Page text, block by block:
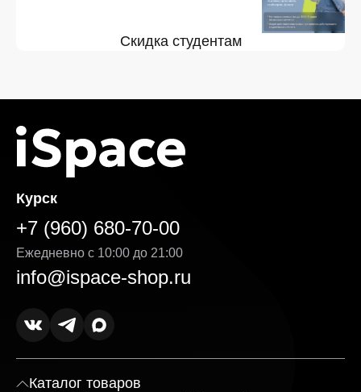
Скидка студентам
Курск
+7 (960) 680-70-00
Ежедневно с 10:00 до 21:00
info@ispace-shop.ru
Каталог товаров